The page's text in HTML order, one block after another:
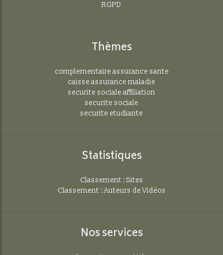
RGPD
Thèmes
complementaire assurance sante
caisse assurance maladie
securite sociale affiliation
securite sociale
securite etudiante
Statistiques
Classement : Sites
Classement : Auteurs de Vidéos
Nos services